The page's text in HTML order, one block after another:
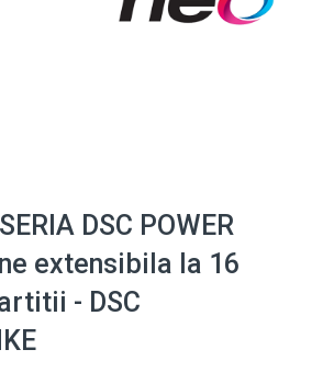
DSC POWER
extensibila la 16
- DSC